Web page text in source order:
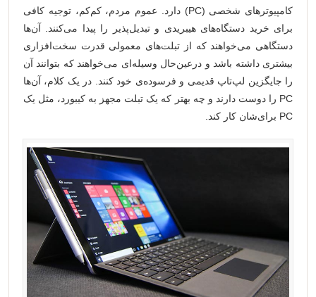
کامپیوترهای شخصی (PC) دارد. عموم مردم، کم‌کم، توجیه کافی
برای خرید دستگاه‌های هیبریدی و تبدیل‌پذیر را پیدا می‌کنند. آن‌ها
دستگاهی می‌خواهند که از تبلت‌های معمولی قدرت سخت‌افزاری
بیشتری داشته باشد و درعین‌حال وسیله‌ای می‌خواهند که بتوانند آن
را جایگزین لپ‌تاپ قدیمی و فرسوده‌ی خود کنند. در یک کلام، آن‌ها
PC را دوست دارند و چه بهتر که یک تبلت مجهز به کیبورد، مثل یک
PC برای‌شان کار کند.